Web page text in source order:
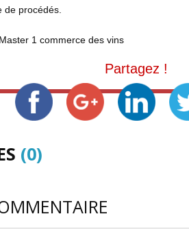
de procédés.
1 commerce des vins
Partagez !
(0)